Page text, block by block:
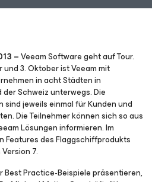
–Veeam Software geht auf Tour.
und 3. Oktober ist Veeam mit
in acht Städten in
Schweiz unterwegs. Die
jeweils einmal für Kunden und
Die Teilnehmer können sich so aus
Lösungen informieren. Im
Features des Flaggschiffprodukts
7.
Best Practice-Beispiele präsentieren,